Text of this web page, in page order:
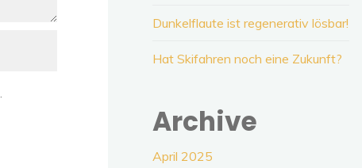
Dunkelflaute ist regenerativ lösbar!
Hat Skifahren noch eine Zukunft?
Archive
April 2025